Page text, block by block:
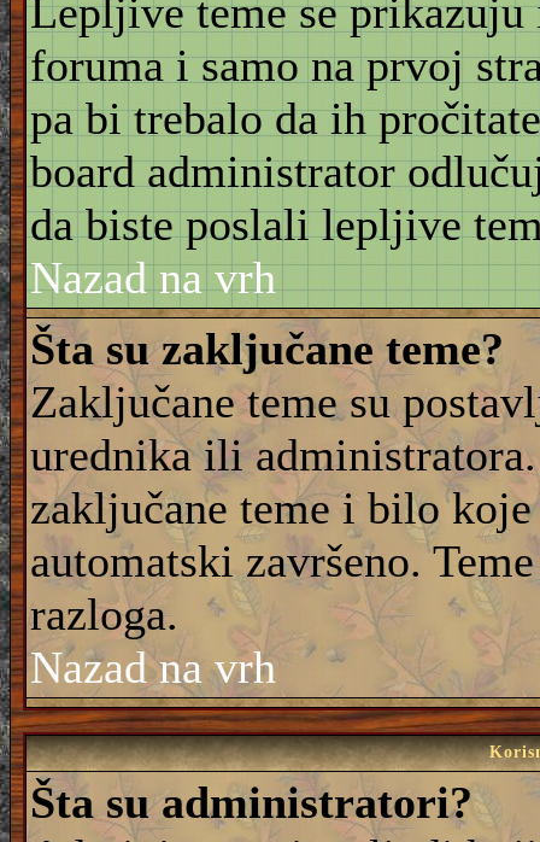
Lepljive teme se prikazuju
foruma i samo na prvoj
pa bi trebalo da ih
board administrator
da biste poslali lepljive
Nazad na vrh
Šta su zaključane teme?
Zaključane teme su
urednika ili
zaključane teme i bilo
automatski završeno.
razloga.
Nazad na vrh
Šta su administratori?